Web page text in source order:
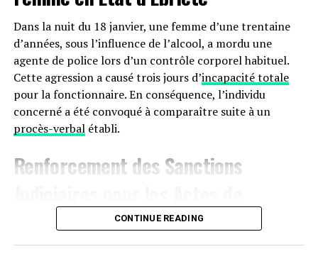
Dans la nuit du 18 janvier, une femme d’une trentaine
d’années, sous l’influence de l’alcool, a mordu une
agente de police lors d’un contrôle corporel habituel.
Cette agression a causé trois jours d’incapacité totale
pour la fonctionnaire. En conséquence, l’individu
concerné a été convoqué à comparaître suite à un
procès-verbalétabli.
Renforcement des Sanctions
Violence àAgen
CONTINUE READING